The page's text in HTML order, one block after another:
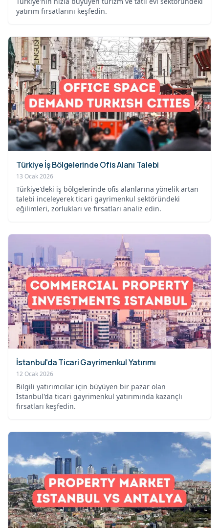
yatırım fırsatlarını keşfedin.
Türkiye İş Bölgelerinde Ofis Alanı Talebi
13 Ocak 2026
Türkiye'deki iş bölgelerinde ofis alanlarına yönelik artan
talebi inceleyerek ticari gayrimenkul sektöründeki
eğilimleri, zorlukları ve fırsatları analiz edin.
İstanbul'da Ticari Gayrimenkul Yatırımı
12 Ocak 2026
Bilgili yatırımcılar için büyüyen bir pazar olan
İstanbul'da ticari gayrimenkul yatırımında kazançlı
fırsatları keşfedin.